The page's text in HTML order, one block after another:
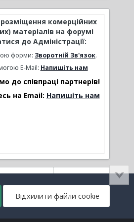
комерційних
матеріалів на форумі
до Адміністрації:
форми: Зворотній Зв'язок.
E-Mail: Напишіть нам
до співпраці партнерів!
на Email: Напишіть нам
Відхилити файли cookie